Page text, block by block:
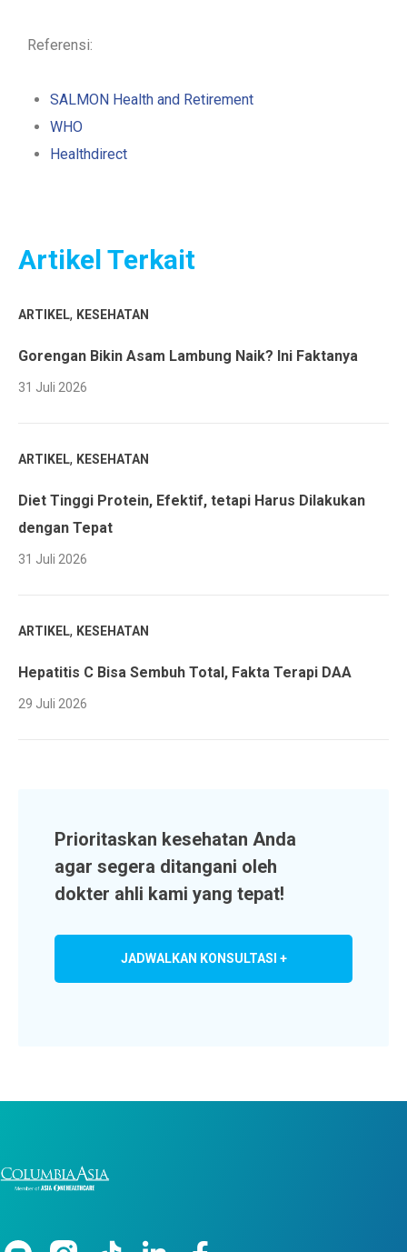
Referensi:
SALMON Health and Retirement
WHO
Healthdirect
Artikel Terkait
ARTIKEL, KESEHATAN
Gorengan Bikin Asam Lambung Naik? Ini Faktanya
31 Juli 2026
ARTIKEL, KESEHATAN
Diet Tinggi Protein, Efektif, tetapi Harus Dilakukan
dengan Tepat
31 Juli 2026
ARTIKEL, KESEHATAN
Hepatitis C Bisa Sembuh Total, Fakta Terapi DAA
29 Juli 2026
Prioritaskan kesehatan Anda
agar segera ditangani oleh
dokter ahli kami yang tepat!
JADWALKAN KONSULTASI +